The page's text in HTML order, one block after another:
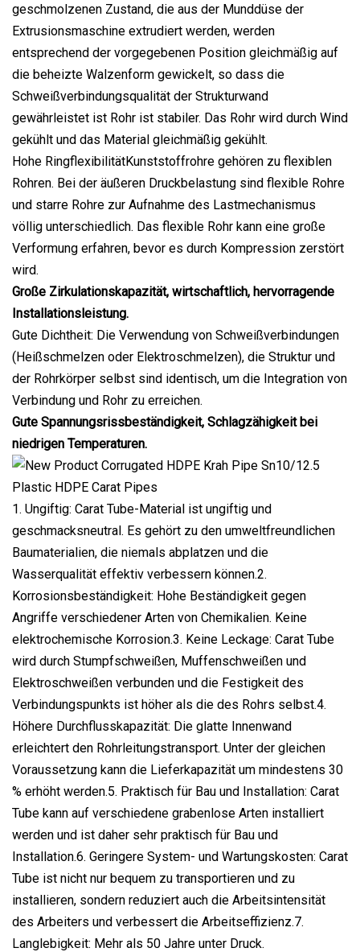
geschmolzenen Zustand, die aus der Munddüse der
Extrusionsmaschine extrudiert werden, werden
entsprechend der vorgegebenen Position gleichmäßig auf
die beheizte Walzenform gewickelt, so dass die
Schweißverbindungsqualität der Strukturwand
gewährleistet ist Rohr ist stabiler. Das Rohr wird durch Wind
gekühlt und das Material gleichmäßig gekühlt.
Hohe RingflexibilitätKunststoffrohre gehören zu flexiblen
Rohren. Bei der äußeren Druckbelastung sind flexible Rohre
und starre Rohre zur Aufnahme des Lastmechanismus
völlig unterschiedlich. Das flexible Rohr kann eine große
Verformung erfahren, bevor es durch Kompression zerstört
wird.
Große Zirkulationskapazität, wirtschaftlich, hervorragende
Installationsleistung.
Gute Dichtheit: Die Verwendung von Schweißverbindungen
(Heißschmelzen oder Elektroschmelzen), die Struktur und
der Rohrkörper selbst sind identisch, um die Integration von
Verbindung und Rohr zu erreichen.
Gute Spannungsrissbeständigkeit, Schlagzähigkeit bei
niedrigen Temperaturen.
1. Ungiftig: Carat Tube-Material ist ungiftig und
geschmacksneutral. Es gehört zu den umweltfreundlichen
Baumaterialien, die niemals abplatzen und die
Wasserqualität effektiv verbessern können.2.
Korrosionsbeständigkeit: Hohe Beständigkeit gegen
Angriffe verschiedener Arten von Chemikalien. Keine
elektrochemische Korrosion.3. Keine Leckage: Carat Tube
wird durch Stumpfschweißen, Muffenschweißen und
Elektroschweißen verbunden und die Festigkeit des
Verbindungspunkts ist höher als die des Rohrs selbst.4.
Höhere Durchflusskapazität: Die glatte Innenwand
erleichtert den Rohrleitungstransport. Unter der gleichen
Voraussetzung kann die Lieferkapazität um mindestens 30
% erhöht werden.5. Praktisch für Bau und Installation: Carat
Tube kann auf verschiedene grabenlose Arten installiert
werden und ist daher sehr praktisch für Bau und
Installation.6. Geringere System- und Wartungskosten: Carat
Tube ist nicht nur bequem zu transportieren und zu
installieren, sondern reduziert auch die Arbeitsintensität
des Arbeiters und verbessert die Arbeitseffizienz.7.
Langlebigkeit: Mehr als 50 Jahre unter Druck.